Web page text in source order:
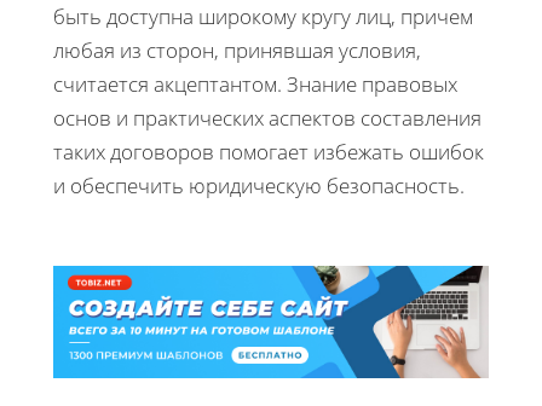
быть доступна широкому кругу лиц, причем
любая из сторон, принявшая условия,
считается акцептантом. Знание правовых
основ и практических аспектов составления
таких договоров помогает избежать ошибок
и обеспечить юридическую безопасность.